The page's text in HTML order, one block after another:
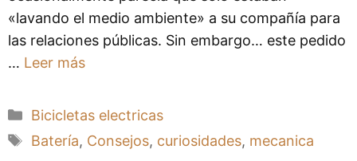
«lavando el medio ambiente» a su compañía para
las relaciones públicas. Sin embargo… este pedido
… Leer más
Categorías
Bicicletas electricas
Etiquetas
Batería, Consejos, curiosidades, mecanica